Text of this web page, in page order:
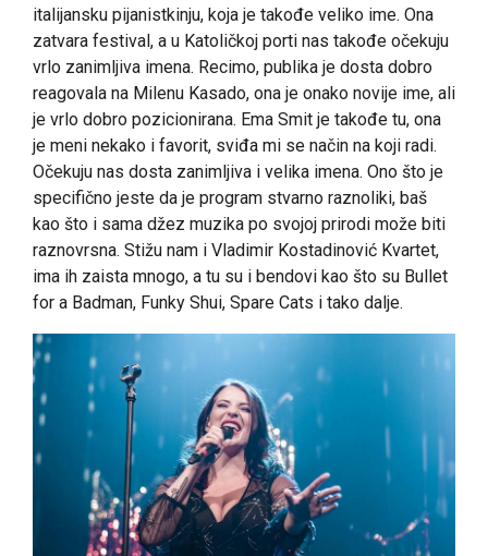
italijansku pijanistkinju, koja je takođe veliko ime. Ona
zatvara festival, a u Katoličkoj porti nas takođe očekuju
vrlo zanimljiva imena. Recimo, publika je dosta dobro
reagovala na Milenu Kasado, ona je onako novije ime, ali
je vrlo dobro pozicionirana. Ema Smit je takođe tu, ona
je meni nekako i favorit, sviđa mi se način na koji radi.
Očekuju nas dosta zanimljiva i velika imena. Ono što je
specifično jeste da je program stvarno raznoliki, baš
kao što i sama džez muzika po svojoj prirodi može biti
raznovrsna. Stižu nam i Vladimir Kostadinović Kvartet,
ima ih zaista mnogo, a tu su i bendovi kao što su Bullet
for a Badman, Funky Shui, Spare Cats i tako dalje.